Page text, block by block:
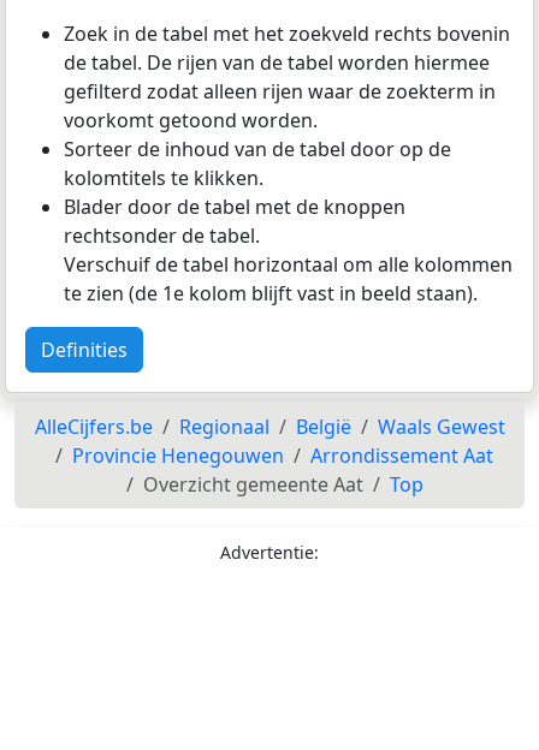
Zoek in de tabel met het zoekveld rechts bovenin
de tabel. De rijen van de tabel worden hiermee
gefilterd zodat alleen rijen waar de zoekterm in
voorkomt getoond worden.
Sorteer de inhoud van de tabel door op de
kolomtitels te klikken.
Blader door de tabel met de knoppen
rechtsonder de tabel.
Verschuif de tabel horizontaal om alle kolommen
te zien (de 1e kolom blijft vast in beeld staan).
Definities
AlleCijfers.be Regionaal België
Waals Gewest
Provincie Henegouwen
Arrondissement Aat
Overzicht gemeente Aat
Top
Advertentie: